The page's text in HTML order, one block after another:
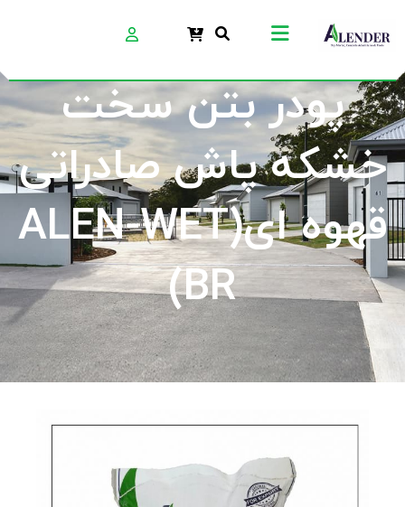
پودر بتن سخت
خشکه پاش صادراتی
قهوه ای(ALEN-WET
BR)